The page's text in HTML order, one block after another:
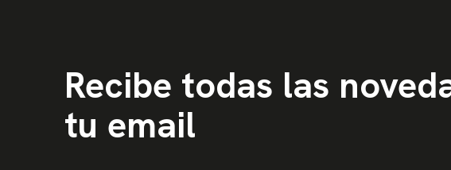
Recibe todas las
tu email